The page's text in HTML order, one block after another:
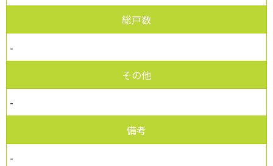
総戸数
-
その他
-
備考
-